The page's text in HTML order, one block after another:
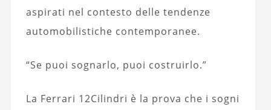
aspirati nel contesto delle tendenze
automobilistiche contemporanee.
“Se puoi sognarlo, puoi costruirlo.”
La Ferrari 12Cilindri è la prova che i sogni